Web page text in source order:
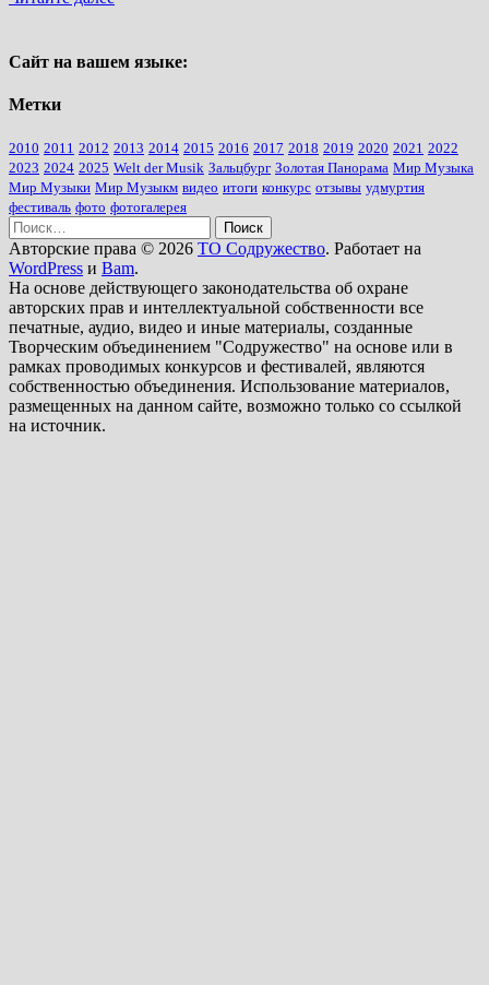
Международном
искусств
"Золотая
Сайт на вашем языке:
Метки
2010 2011 2012 2013 2014 2015 2016 2017 2018 2019 2020 2021 2022
2023 2024 2025 Welt der Musik Зальцбург Золотая Панорама Мир Музыка
Мир Музыки Мир Музыкм видео итоги конкурс отзывы удмуртия
фестиваль фото фотогалерея
Найти:
Авторские права © 2026 ТО Содружество. Работает на
WordPress и Bam.
На основе действующего законодательства об охране
авторских прав и интеллектуальной собственности все
печатные, аудио, видео и иные материалы, созданные
Творческим объединением "Содружество" на основе или в
рамках проводимых конкурсов и фестивалей, являются
собственностью объединения. Использование материалов,
размещенных на данном сайте, возможно только со ссылкой
на источник.